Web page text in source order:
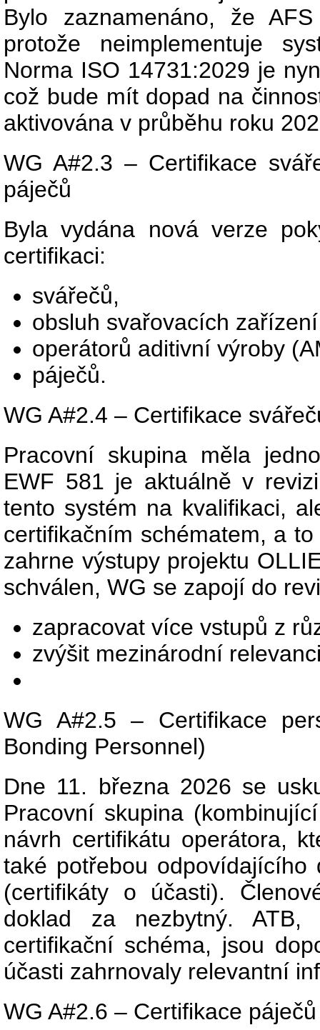
Bylo zaznamenáno, že
protože neimplementuje
Norma ISO 14731:2029 je
což bude mít dopad na
aktivována v průběhu roku
WG A#2.3 – Certifikace
páječů
Byla vydána nová verze
certifikaci:
svářečů,
obsluh svařovacích
operátorů aditivní výroby
páječů.
WG A#2.4 – Certifikace
Pracovní skupina měla
EWF 581 je aktuálně v
tento systém na kvalifikaci,
certifikačním schématem, a
zahrne výstupy projektu
schválen, WG se zapojí do
zapracovat více vstupů z
zvýšit mezinárodní
WG A#2.5 – Certifikace
Bonding Personnel)
Dne 11. března 2026 se
Pracovní skupina
návrh certifikátu operátora,
také potřebou odpovídajícího
(certifikáty o účasti).
doklad za nezbytný.
certifikační schéma, jsou
účasti zahrnovaly relevantní
WG A#2.6 – Certifikace